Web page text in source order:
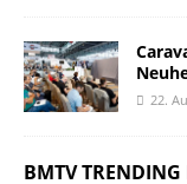
22.
BMTV TRENDING